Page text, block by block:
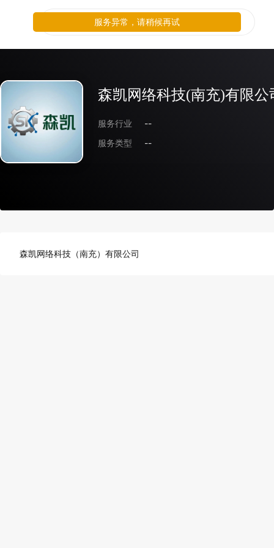
森凯网络科技(南充)有限公
服务行业
--
服务类型
--
森凯网络科技（南充）有限公司
服务异常，请稍候再试